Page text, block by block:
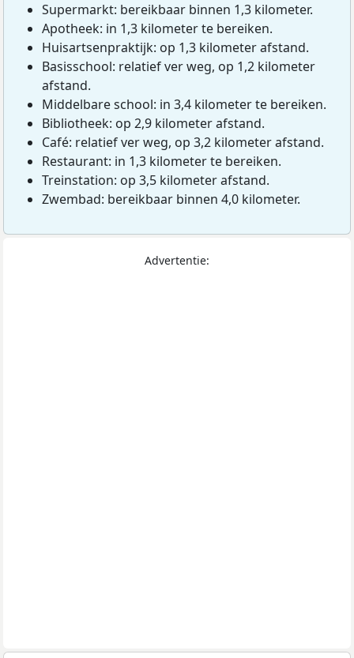
Supermarkt: bereikbaar binnen 1,3 kilometer.
Apotheek: in 1,3 kilometer te bereiken.
Huisartsenpraktijk: op 1,3 kilometer afstand.
Basisschool: relatief ver weg, op 1,2 kilometer
afstand.
Middelbare school: in 3,4 kilometer te bereiken.
Bibliotheek: op 2,9 kilometer afstand.
Café: relatief ver weg, op 3,2 kilometer afstand.
Restaurant: in 1,3 kilometer te bereiken.
Treinstation: op 3,5 kilometer afstand.
Zwembad: bereikbaar binnen 4,0 kilometer.
Advertentie: